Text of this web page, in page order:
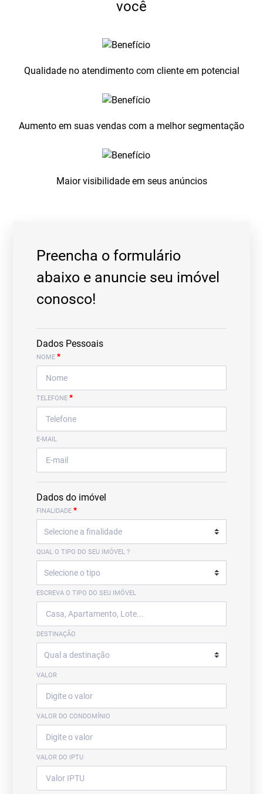
você
Qualidade no atendimento com cliente em potencial
Aumento em suas vendas com a melhor segmentação
Maior visibilidade em seus anúncios
Preencha o formulário
abaixo e anuncie seu imóvel
conosco!
Dados Pessoais
NOME*
TELEFONE*
E-MAIL
Dados do imóvel
FINALIDADE*
QUAL O TIPO DO SEU IMÓVEL ?
ESCREVA O TIPO DO SEU IMÓVEL
DESTINAÇÃO
VALOR
VALOR DO CONDOMÍNIO
VALOR DO IPTU